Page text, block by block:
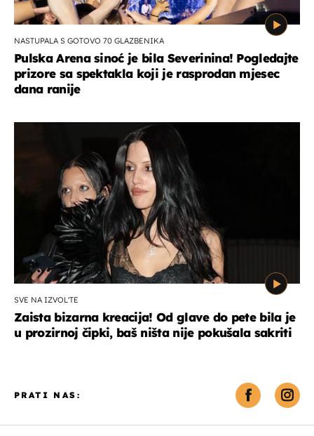
NASTUPALA S GOTOVO 70 GLAZBENIKA
Pulska Arena sinoć je bila Severinina! Pogledajte
prizore sa spektakla koji je rasprodan mjesec
dana ranije
SVE NA IZVOL'TE
Zaista bizarna kreacija! Od glave do pete bila je
u prozirnoj čipki, baš ništa nije pokušala sakriti
PRATI NAS: